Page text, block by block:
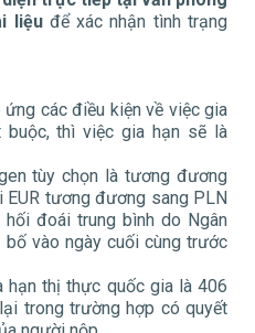
liệu để xác nhận tình trạng
các điều kiện về việc gia
buộc, thì việc gia hạn sẽ là
tùy chọn là tương đương
EUR tương đương sang PLN
đoái trung bình do Ngân
bố vào ngày cuối cùng trước
hạn thị thực quốc gia là 406
trong trường hợp có quyết